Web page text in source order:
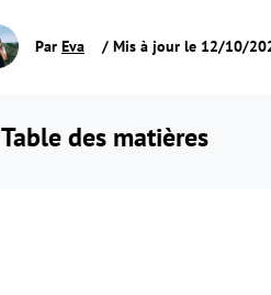
Par Eva / Mis à jour le 12/10/
Table des matières